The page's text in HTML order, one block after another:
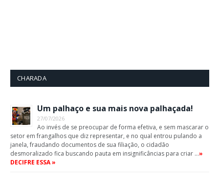
CHARADA
Um palhaço e sua mais nova palhaçada!
27/07/2026
Ao invés de se preocupar de forma efetiva, e sem mascarar o
setor em frangalhos que diz representar, e no qual entrou pulando a
janela, fraudando documentos de sua filiação, o cidadão
desmoralizado fica buscando pauta em insignificâncias para criar …»
DECIFRE ESSA »